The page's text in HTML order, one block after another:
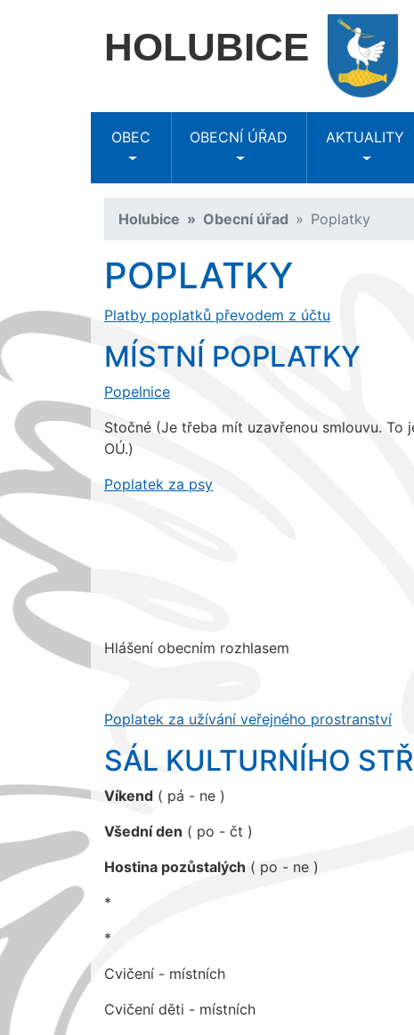
HOLUBICE
OBEC OBECNÍ ÚŘAD AKTUALITY
Holubice Obecní úřad Poplatky
POPLATKY
Platby poplatků převodem z účtu
MÍSTNÍ POPLATKY
Popelnice
Stočné (Je třeba mít uzavřenou smlouvu. To
OÚ.)
Poplatek za psy
Hlášení obecním rozhlasem
Poplatek za užívání veřejného prostranství
SÁL KULTURNÍHO
Víkend ( pá - ne )
Všední den ( po - čt )
Hostina pozůstalých ( po - ne )
*
*
Cvičení - místních
Cvičení děti - místních